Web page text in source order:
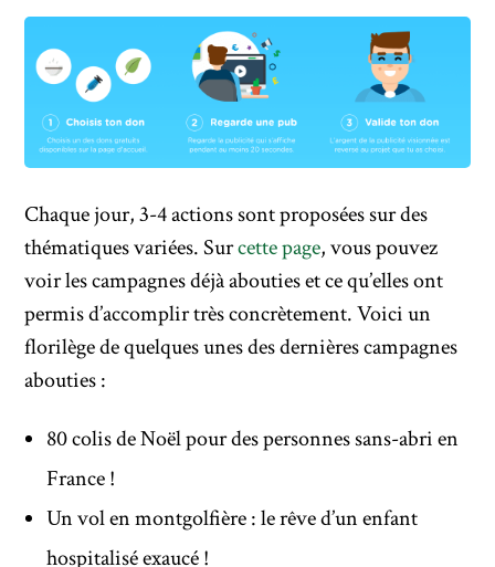
Chaque jour, 3-4 actions sont proposées sur des
thématiques variées. Surcette page, vous pouvez
voir les campagnes déjà abouties et ce qu’elles ont
permis d’accomplir très concrètement. Voici un
florilège de quelques unes des dernières campagnes
abouties :
80 colis de Noël pour des personnes sans-abri en
France !
Un vol en montgolfière : le rêve d’un enfant
hospitalisé exaucé !